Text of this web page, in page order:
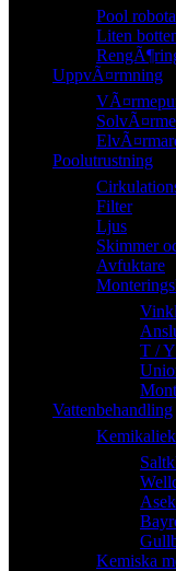
Pool
Liten
UppvÃ¤rmning
SolvÃ¤rme
Poolutrustning
Filter
Ljus
Skimmer
Avfuktare
T /
Vattenbehandling
Kemiska